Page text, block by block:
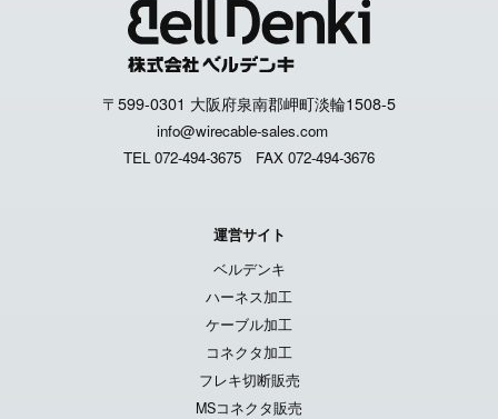
〒599-0301 大阪府泉南郡岬町淡輪1508-5
info@wirecable-sales.com
TEL 072-494-3675 FAX 072-494-3676
運営サイト
ベルデンキ
ハーネス加工
ケーブル加工
コネクタ加工
フレキ切断販売
MSコネクタ販売